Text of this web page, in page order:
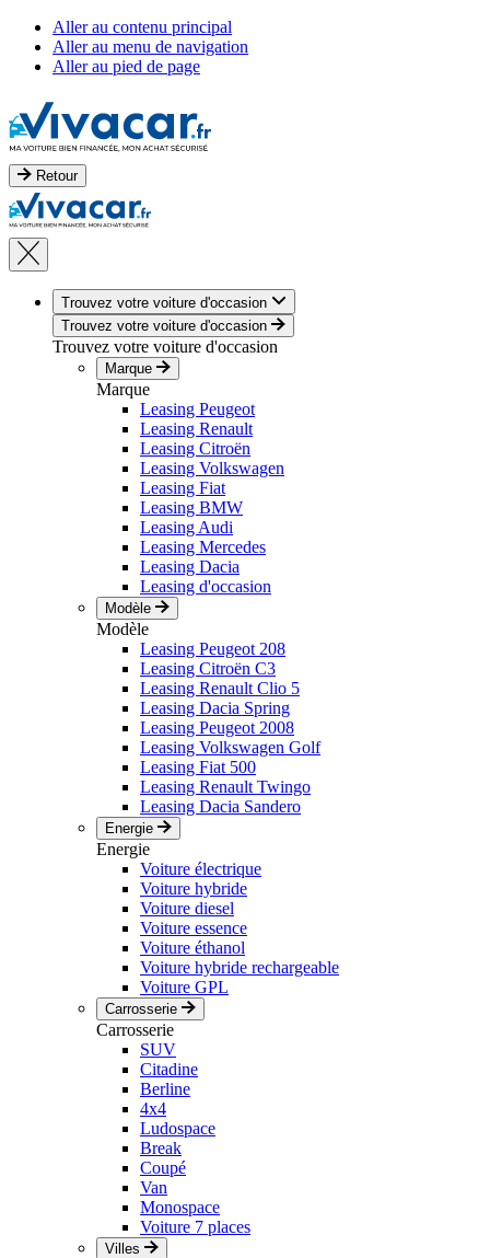
Aller au contenu principal
Aller au menu de navigation
Aller au pied de page
Retour
Trouvez votre voiture d'occasion
Trouvez votre voiture d'occasion
Trouvez votre voiture d'occasion
Marque
Marque
Leasing Peugeot
Leasing Renault
Leasing Citroën
Leasing Volkswagen
Leasing Fiat
Leasing BMW
Leasing Audi
Leasing Mercedes
Leasing Dacia
Leasing d'occasion
Modèle
Modèle
Leasing Peugeot 208
Leasing Citroën C3
Leasing Renault Clio 5
Leasing Dacia Spring
Leasing Peugeot 2008
Leasing Volkswagen Golf
Leasing Fiat 500
Leasing Renault Twingo
Leasing Dacia Sandero
Energie
Energie
Voiture électrique
Voiture hybride
Voiture diesel
Voiture essence
Voiture éthanol
Voiture hybride rechargeable
Voiture GPL
Carrosserie
Carrosserie
SUV
Citadine
Berline
4x4
Ludospace
Break
Coupé
Van
Monospace
Voiture 7 places
Villes